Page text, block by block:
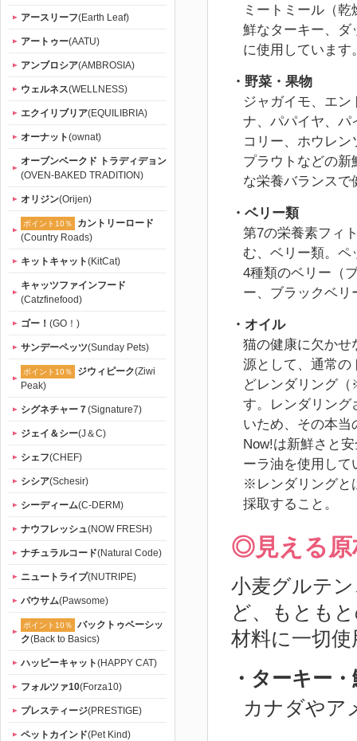
アースリーフ(Earth Leaf)
アートゥー(AATU)
アンブロシア(AMBROSIA)
ウェルネス(WELLNESS)
エクイリブリア(EQUILIBRIA)
オーナット(ownat)
オーブンベークド トラディデョン
(OVEN-BAKED TRADITION)
オリジン(Orijen)
ポイント10％
カントリーロード
(Country Roads)
キットキャット(KitCat)
キャッツファインフード
(Catzfinefood)
ゴー！ (GO！)
サンデーペッツ(Sunday Pets)
ポイント10％ ジウィピーク(Ziwi
Peak)
シグネチャー７(Signature7)
ジェイ＆シー(J＆C)
シェフ(CHEF)
シシア(Schesir)
シーディーム(C-DERM)
ナウフレッシュ(NOW FRESH)
ナチュラルコード(Natural Code)
ニュートライプ(NUTRIPE)
パウサム(Pawsome)
ポイント10％
バックトゥベーシッ
ク(Back to Basics)
ハッピーキャット(HAPPY CAT)
フォルツァ10(Forza10)
プレスティージ(PRESTIGE)
ペットカインド(Pet Kind)
ミートミール（
鮮なターキー、ダ
に使用しています
・野菜・果物
ジャガイモ、エ
ナ、パパイヤ、パ
コリー、ホウレ
プラウトなどの新
な栄養バランスで
・ベリー類
第7の栄養素フィ
む、ベリー類。ペ
4種類のベリー（
ー、ブラックベリ
・オイル
猫の健康に欠かせ
源として、通常の
どレンダリング
す。レンダリング
いため、その本当
Now!は新鮮さと
ーラ油を使用して
※レンダリングと
採取すること。
◎見える原
小麦グルテ
ど、もとも
材料に一切
・ターキー
カナダやア